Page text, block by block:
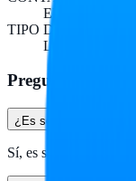
TIPO DE
LIQUIDO
Preguntas
¿Es seguro usarlo en
Sí, es seguro para